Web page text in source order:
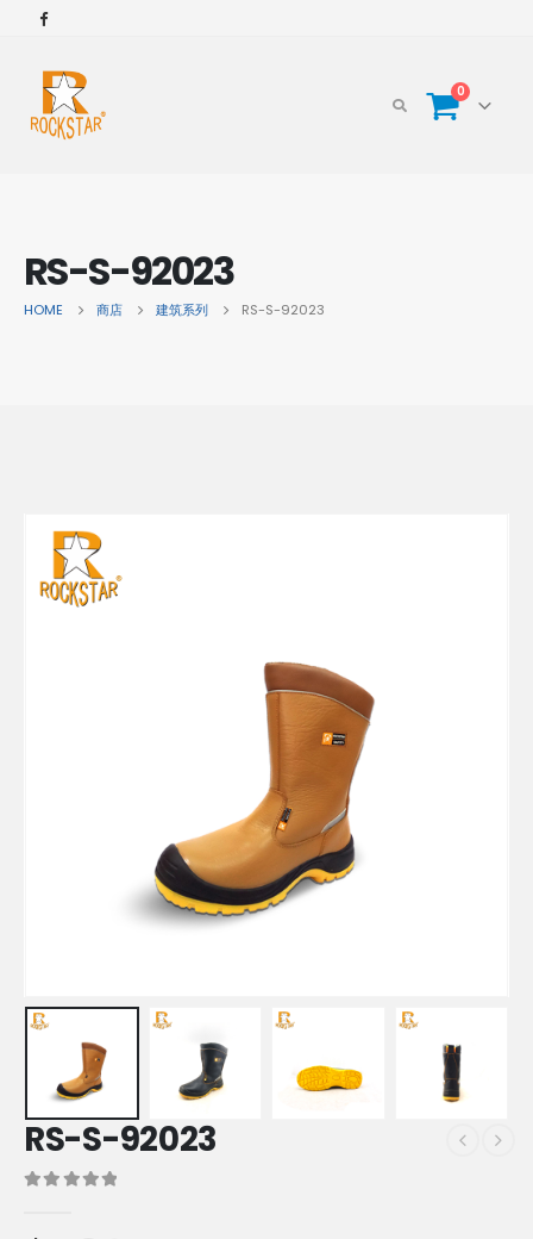
0
RS-S-92023
HOME 商店 建筑系列 RS-S-92023
RS-S-92023